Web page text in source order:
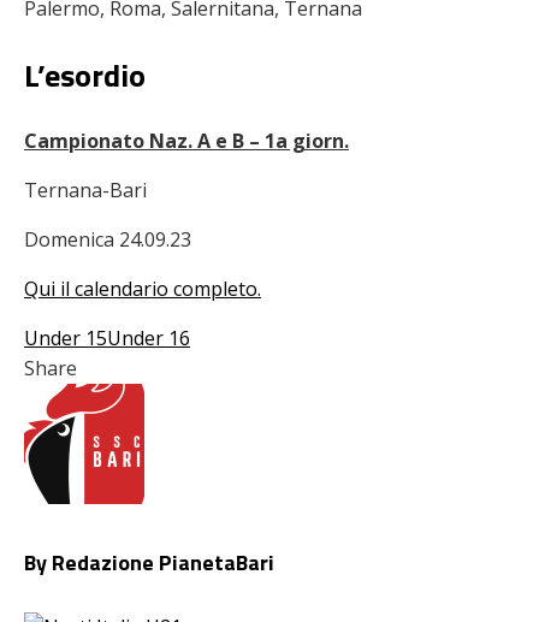
Palermo, Roma, Salernitana, Ternana
L’esordio
Campionato Naz. A e B – 1a giorn.
Ternana-Bari
Domenica 24.09.23
Qui il calendario completo.
Under 15Under 16
Share
Facebook
Twitter
LinkedIn
Pinterest
Stumbleupon
Email
By Redazione PianetaBari